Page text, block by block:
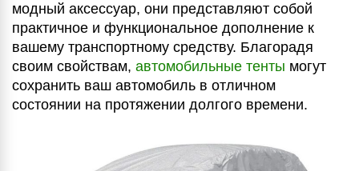
модный аксессуар, они представляют собой
практичное и функциональное дополнение к
вашему транспортному средству. Благорадя
своим свойствам, автомобильные тенты могут
сохранить ваш автомобиль в отличном
состоянии на протяжении долгого времени.